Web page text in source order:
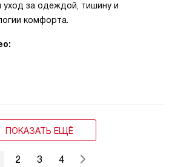
за одеждой, тишину и
комфорта.
ПОКАЗАТЬ ЕЩЁ
2 3 4